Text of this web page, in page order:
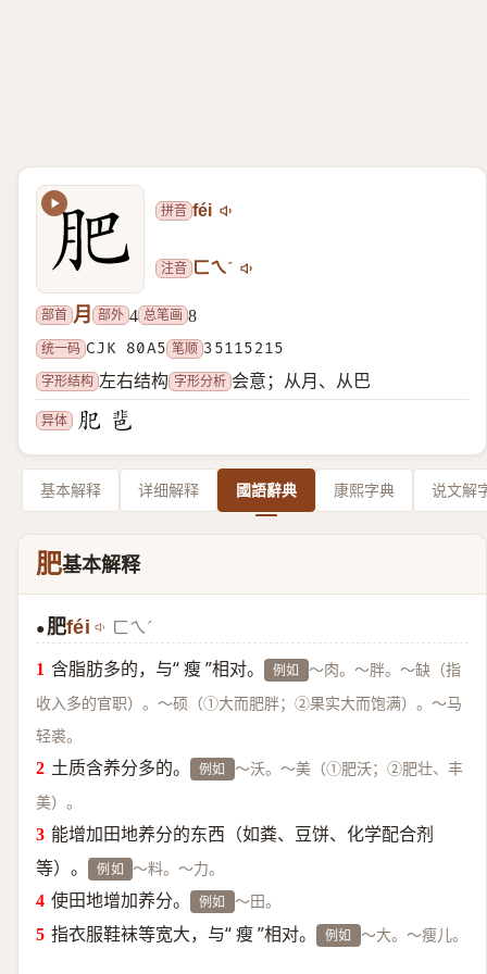
拼音 féi
注音 ㄈㄟˊ
部首 月 部外 4 总笔画 8
统一码 CJK 80A5 笔顺 35115215
字形结构 左右结构 字形分析 会意；从月、从巴
异体
基本解释 详细解释 國語辭典 康熙字典 说文解
肥基本解释
● 肥féi ㄈㄟˊ
含脂肪多的，与“ 瘦 ”相对。 例如 ～肉。～胖。～缺（指
收入多的官职）。～硕（①大而肥胖；②果实大而饱满）。～马
轻裘。
土质含养分多的。 例如 ～沃。～美（①肥沃；②肥壮、丰
美）。
能增加田地养分的东西（如粪、豆饼、化学配合剂
等）。
例如 ～料。～力。
使田地增加养分。 例如 ～田。
指衣服鞋袜等宽大，与“ 瘦 ”相对。 例如 ～大。～瘦儿。